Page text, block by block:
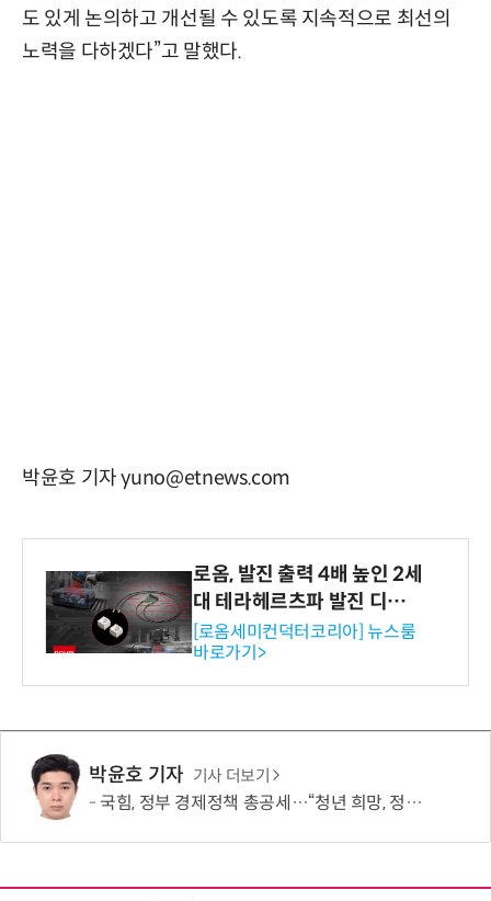
도 있게 논의하고 개선될 수 있도록 지속적으로 최선의
노력을 다하겠다”고 말했다.
박윤호 기자 yuno@etnews.com
로옴, 발진 출력 4배 높인 2세
대 테라헤르츠파 발진 디바이
스 개발
[로옴세미컨덕터코리아] 뉴스룸
바로가기>
박윤호 기자 기사 더보기
국힘, 정부 경제정책 총공세…“청년 희망, 정권교체 외 해답 없어”